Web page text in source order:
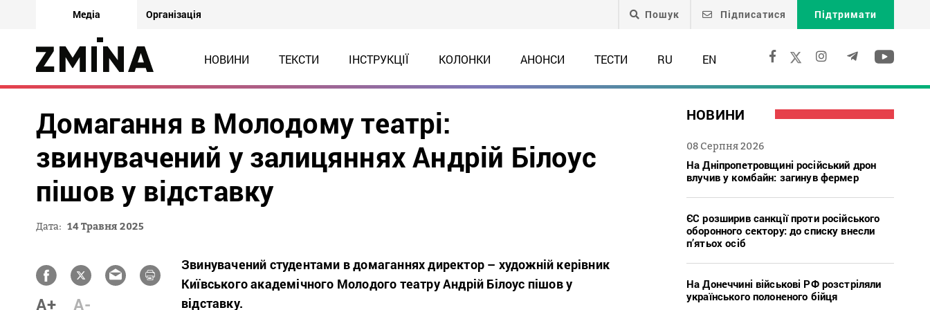
Медіа Організація Пошук Підписатися Підтримати
НОВИНИ ТЕКСТИ ІНСТРУКЦІЇ КОЛОНКИ АНОНСИ ТЕСТИ RU EN
Домагання в Молодому театрі:
звинувачений у залицяннях Андрій Білоус
пішов у відставку
Дата: 14 Травня 2025
A+ A-
Звинувачений студентами в домаганнях директор – художній керівник
Київського академічного Молодого театру Андрій Білоус пішов у
відставку.
НОВИНИ
08 Серпня 2026
На Дніпропетровщині російський дрон
влучив у комбайн: загинув фермер
ЄС розширив санкції проти російського
оборонного сектору: до списку внесли
п’ятьох осіб
На Донеччині військові РФ розстріляли
українського полоненого бійця